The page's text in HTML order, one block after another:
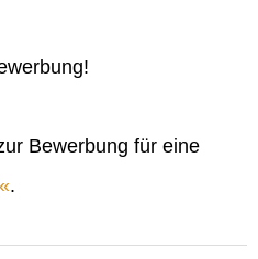
Bewerbung für eine
.